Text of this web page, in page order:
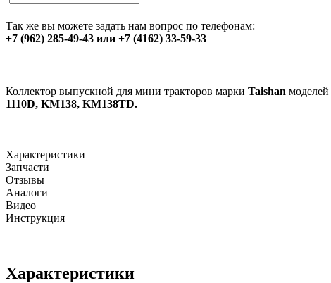
Так же вы можете задать нам вопрос по телефонам:
+7 (962) 285-49-43 или +7 (4162) 33-59-33
Коллектор выпускной для мини тракторов марки Taishan моделей
1110D, KM138, KM138TD.
Характеристики
Запчасти
Отзывы
Аналоги
Видео
Инструкция
Характеристики